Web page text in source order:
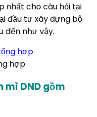
nhất cho câu hỏi tại
đầu tư xây dựng bộ
đến như vậy.
hợp
mì DND gồm